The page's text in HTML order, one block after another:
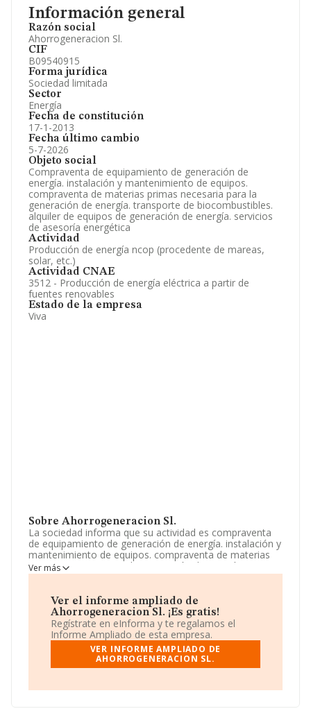
Información general
Razón social
Ahorrogeneracion Sl.
CIF
B09540915
Forma jurídica
Sociedad limitada
Sector
Energía
Fecha de constitución
17-1-2013
Fecha último cambio
5-7-2026
Objeto social
Compraventa de equipamiento de generación de
energía. instalación y mantenimiento de equipos.
compraventa de materias primas necesaria para la
generación de energía. transporte de biocombustibles.
alquiler de equipos de generación de energía. servicios
de asesoría energética
Actividad
Producción de energía ncop (procedente de mareas,
solar, etc.)
Actividad CNAE
3512 - Producción de energía eléctrica a partir de
fuentes renovables
Estado de la empresa
Viva
Sobre Ahorrogeneracion Sl.
La sociedad informa que su actividad es compraventa
de equipamiento de generación de energía. instalación y
mantenimiento de equipos. compraventa de materias
primas necesaria para la generación de energía.
transporte de biocombustibles. alquiler de equipos de
La empresa está registrada como Sociedad Limitada. Su
CNAE corresponde a 3512 con código 'Transporte de
energía eléctrica'. La sociedad no tiene actividad en
mercados exteriores.
No ha habido variación en cuanto al número de
empleados con respecto al 2024 y teniendo en cuenta
un número de empleados por encima de la media de
Ver más
Ver el informe ampliado de
Ahorrogeneracion Sl. ¡Es gratis!
Regístrate en eInforma y te regalamos el
Informe Ampliado de esta empresa.
VER INFORME AMPLIADO DE
AHORROGENERACION SL.
Información oficial y registral complementaria.